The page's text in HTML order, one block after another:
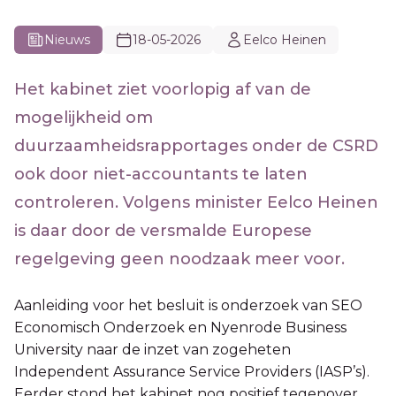
Nieuws 18-05-2026 Eelco Heinen
Het kabinet ziet voorlopig af van de
mogelijkheid om
duurzaamheidsrapportages onder de CSRD
ook door niet-accountants te laten
controleren. Volgens minister Eelco Heinen
is daar door de versmalde Europese
regelgeving geen noodzaak meer voor.
Aanleiding voor het besluit is onderzoek van SEO
Economisch Onderzoek en Nyenrode Business
University naar de inzet van zogeheten
Independent Assurance Service Providers (IASP’s).